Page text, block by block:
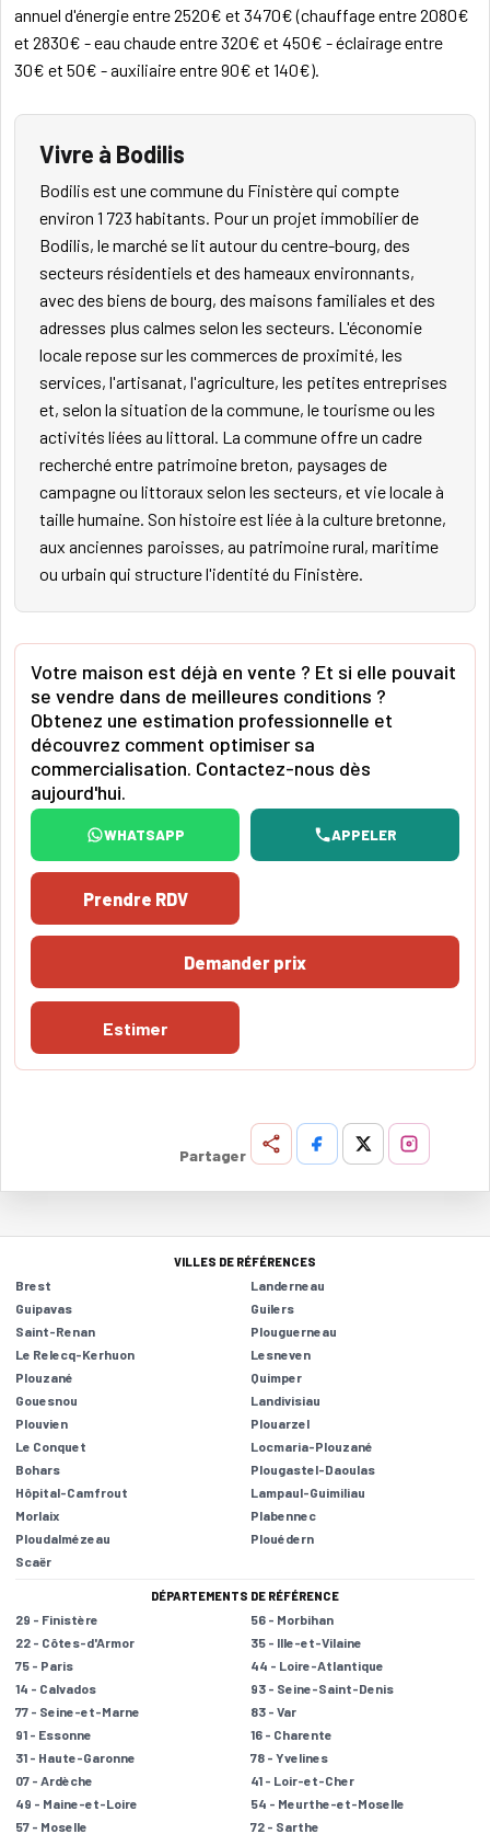
annuel d'énergie entre 2520€ et 3470€ (chauffage entre 2080€
et 2830€ - eau chaude entre 320€ et 450€ - éclairage entre
30€ et 50€ - auxiliaire entre 90€ et 140€).
Vivre à Bodilis
Bodilis est une commune du Finistère qui compte
environ 1 723 habitants. Pour un projet immobilier de
Bodilis, le marché se lit autour du centre-bourg, des
secteurs résidentiels et des hameaux environnants,
avec des biens de bourg, des maisons familiales et des
adresses plus calmes selon les secteurs. L'économie
locale repose sur les commerces de proximité, les
services, l'artisanat, l'agriculture, les petites entreprises
et, selon la situation de la commune, le tourisme ou les
activités liées au littoral. La commune offre un cadre
recherché entre patrimoine breton, paysages de
campagne ou littoraux selon les secteurs, et vie locale à
taille humaine. Son histoire est liée à la culture bretonne,
aux anciennes paroisses, au patrimoine rural, maritime
ou urbain qui structure l'identité du Finistère.
Votre maison est déjà en vente ? Et si elle pouvait
se vendre dans de meilleures conditions ?
Obtenez une estimation professionnelle et
découvrez comment optimiser sa
commercialisation. Contactez-nous dès
aujourd'hui.
WHATSAPP APPELER
Prendre RDV
Demander prix
Estimer
Partager
VILLES DE RÉFÉRENCES
Brest
Landerneau
Guipavas
Guilers
Saint-Renan
Plouguerneau
Le Relecq-Kerhuon
Lesneven
Plouzané
Quimper
Gouesnou
Landivisiau
Plouvien
Plouarzel
Le Conquet
Locmaria-Plouzané
Bohars
Plougastel-Daoulas
Hôpital-Camfrout
Lampaul-Guimiliau
Morlaix
Plabennec
Ploudalmézeau
Plouédern
Scaër
DÉPARTEMENTS DE RÉFÉRENCE
29 - Finistère
56 - Morbihan
22 - Côtes-d'Armor
35 - Ille-et-Vilaine
75 - Paris
44 - Loire-Atlantique
14 - Calvados
93 - Seine-Saint-Denis
77 - Seine-et-Marne
83 - Var
91 - Essonne
16 - Charente
31 - Haute-Garonne
78 - Yvelines
07 - Ardèche
41 - Loir-et-Cher
49 - Maine-et-Loire
54 - Meurthe-et-Moselle
57 - Moselle
72 - Sarthe